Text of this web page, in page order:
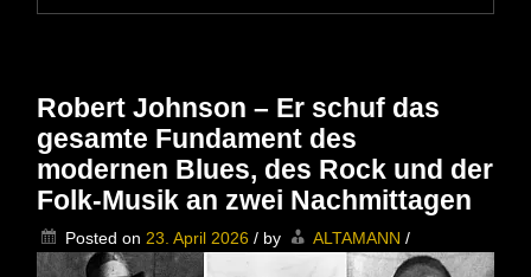
Form
im
Berlin
Robert Johnson – Er schuf das
gesamte Fundament des
modernen Blues, des Rock und der
Folk-Musik an zwei Nachmittagen
Posted on 23. April 2026 / by ALTAMANN /